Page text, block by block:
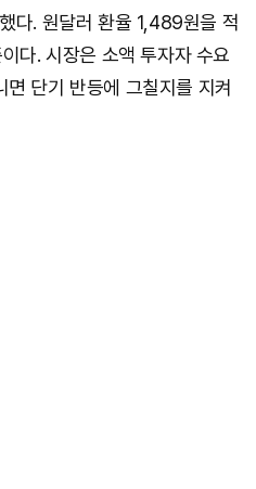
다. 원달러 환율 1,489원을 적
다. 시장은 소액 투자자 수요
단기 반등에 그칠지를 지켜